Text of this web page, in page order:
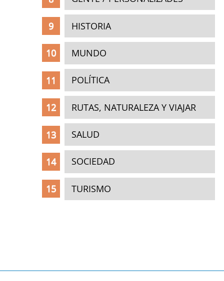
HISTORIA
MUNDO
POLÍTICA
RUTAS, NATURALEZA Y VIAJAR
SALUD
SOCIEDAD
TURISMO